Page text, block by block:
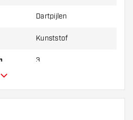
Dartpijlen
Kunststof
3